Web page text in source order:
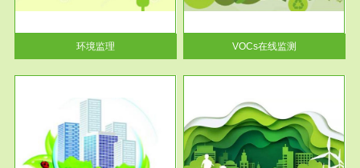
环境监理
治“十二五”规划》有机废气净化
率达...
VOCs在线监测
服务范围